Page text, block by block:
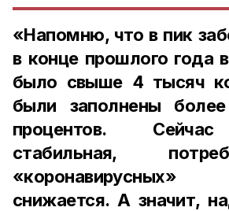
«Напомню, что в пик
в конце прошлого года
было свыше 4 тысяч
были заполнены
процентов.
стабильная,
снижается. А значит,